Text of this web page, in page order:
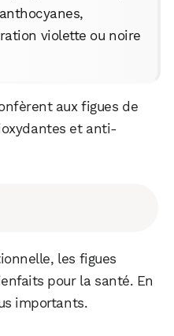
violette ou noire
aux figues de
et anti-
les figues
pour la santé. En
importants.